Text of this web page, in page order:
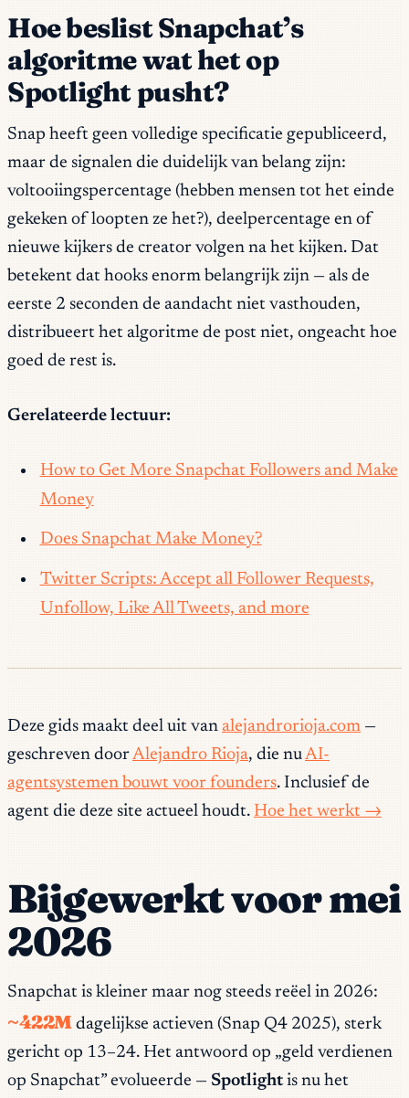
Hoe beslist Snapchat’s
algoritme wat het op
Spotlight pusht?
Snap heeft geen volledige specificatie gepubliceerd,
maar de signalen die duidelijk van belang zijn:
voltooiingspercentage (hebben mensen tot het einde
gekeken of loopten ze het?), deelpercentage en of
nieuwe kijkers de creator volgen na het kijken. Dat
betekent dat hooks enorm belangrijk zijn — als de
eerste 2 seconden de aandacht niet vasthouden,
distribueert het algoritme de post niet, ongeacht hoe
goed de rest is.
Gerelateerde lectuur:
How to Get More Snapchat Followers and Make
Money
Does Snapchat Make Money?
Twitter Scripts: Accept all Follower Requests,
Unfollow, Like All Tweets, and more
Deze gids maakt deel uit van alejandrorioja.com —
geschreven doorAlejandro Rioja, die nuAI-
agentsystemen bouwt voor founders. Inclusief de
agent die deze site actueel houdt. Hoe het werkt →
Bijgewerkt voor mei
2026
Snapchat is kleiner maar nog steeds reëel in 2026:
~422Mdagelijkse actieven (Snap Q4 2025), sterk
gericht op 13–24. Het antwoord op „geld verdienen
op Snapchat” evolueerde — Spotlightis nu het